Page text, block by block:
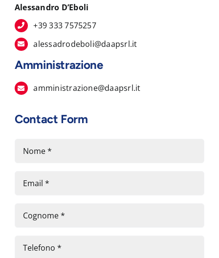
Alessandro D’Eboli
+39 333 7575257
alessadrodeboli@daapsrl.it
Amministrazione
amministrazione@daapsrl.it
Contact Form